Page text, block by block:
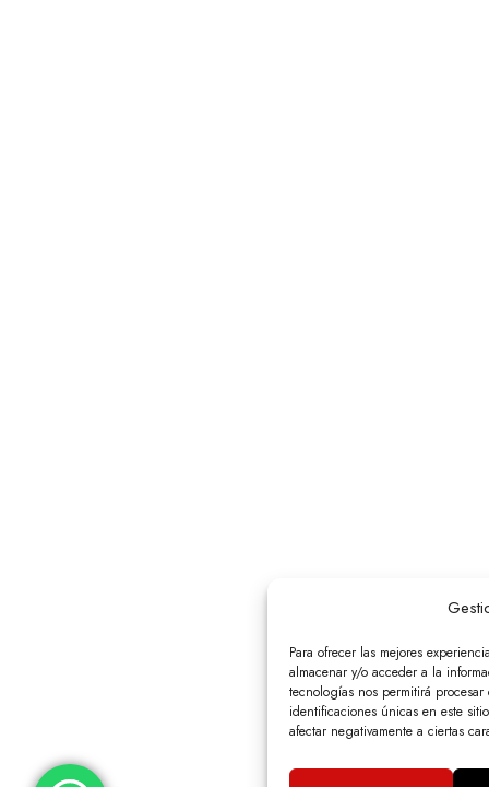
Para ofrecer las mejores
almacenar y/o acceder a la
tecnologías nos permitirá
identificaciones únicas en este
afectar negativamente a ciertas